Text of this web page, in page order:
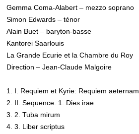
Gemma Coma-Alabert – mezzo soprano
Simon Edwards – ténor
Alain Buet – baryton-basse
Kantorei Saarlouis
La Grande Ecurie et la Chambre du Roy
Direction – Jean-Claude Malgoire
1. I. Requiem et Kyrie: Requiem aeternam
2. II. Sequence. 1. Dies irae
3. 2. Tuba mirum
4. 3. Liber scriptus